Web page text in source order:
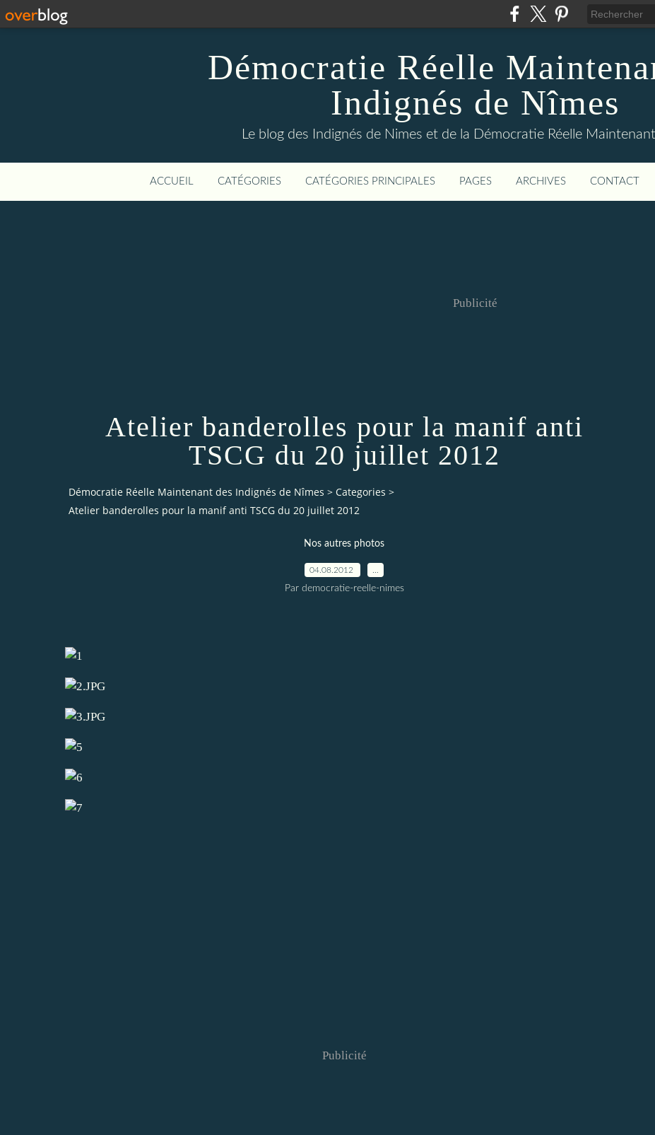
Démocratie Réelle
Indignés de Nîmes
Le blog des Indignés de Nimes et de la Démocratie Réelle
ACCUEIL CATÉGORIES CATÉGORIES PRINCIPALES PAGES ARCHIVES CONTACT
Publicité
Atelier banderolles pour la manif anti
TSCG du 20 juillet 2012
Démocratie Réelle Maintenant des Indignés de Nîmes > Categories >
Atelier banderolles pour la manif anti TSCG du 20 juillet 2012
Nos autres photos
04.08.2012
Par democratie-reelle-nimes
Publicité